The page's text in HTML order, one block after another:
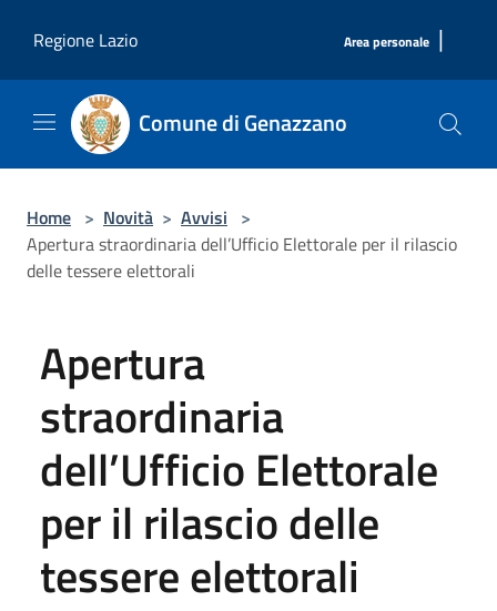
Regione Lazio
Area personale |
Comune di Genazzano
Home > Novità > Avvisi >
Apertura straordinaria dell’Ufficio Elettorale per il rilascio
delle tessere elettorali
Apertura
straordinaria
dell’Ufficio Elettorale
per il rilascio delle
tessere elettorali